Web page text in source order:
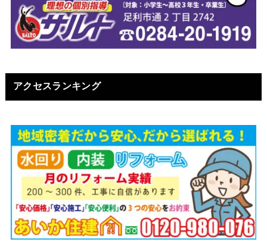
アクセスランキング